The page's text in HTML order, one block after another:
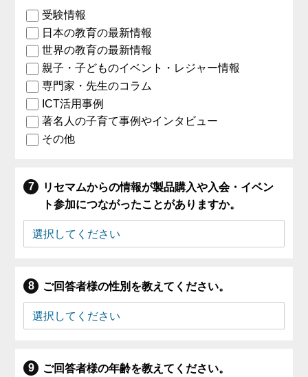
受験情報
日本の教育の最新情報
世界の教育の最新情報
親子・子どものイベント・レジャー情報
専門家・先生のコラム
ICT活用事例
著名人の子育て事例やインタビュー
その他
リセマムからの情報が製品購入や入会・イベン
ト参加につながったことがありますか。
ご回答者様の性別を教えてください。
ご回答者様の年齢を教えてください。